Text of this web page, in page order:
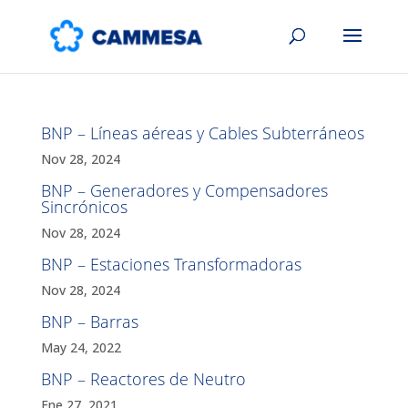
BNP – Líneas aéreas y Cables Subterráneos
Nov 28, 2024
BNP – Generadores y Compensadores
Sincrónicos
Nov 28, 2024
BNP – Estaciones Transformadoras
Nov 28, 2024
BNP – Barras
May 24, 2022
BNP – Reactores de Neutro